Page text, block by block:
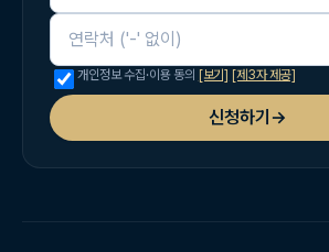
연락처
개인정보 수집·이용 동의 [보기] [제3자 제공]
신청하기 →